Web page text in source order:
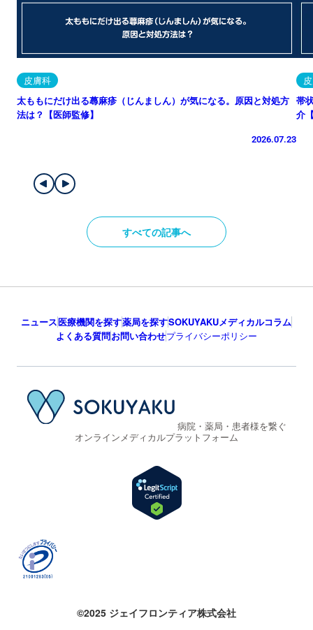
皮膚科
太ももにだけ出る蕁麻疹（じんましん）が気になる。原因と対処方
法は？【医師監修】
2026.07.23
帯
介
すべての記事へ
ニュース医療機関を探す薬局を探すSOKUYAKUメディカルコラム
よくある質問お問い合わせプライバシーポリシー
病院・薬局・患者様を繋ぐ
オンラインメディカルプラットフォーム
©2025 ジェイフロンティア株式会社